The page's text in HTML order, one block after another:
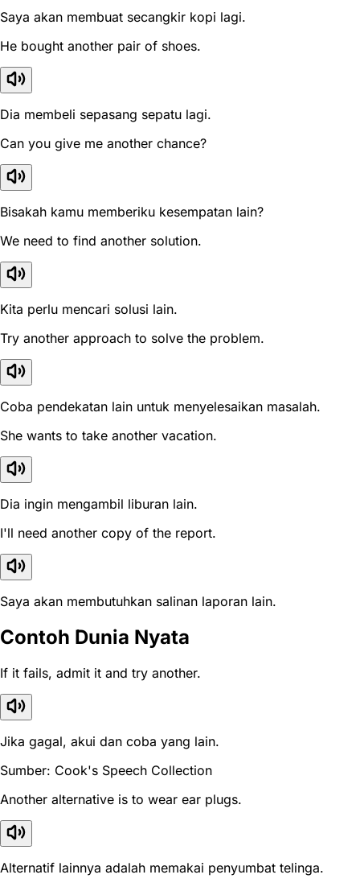
Saya akan membuat secangkir kopi lagi.
He bought another pair of shoes.
Dia membeli sepasang sepatu lagi.
Can you give me another chance?
Bisakah kamu memberiku kesempatan lain?
We need to find another solution.
Kita perlu mencari solusi lain.
Try another approach to solve the problem.
Coba pendekatan lain untuk menyelesaikan masalah.
She wants to take another vacation.
Dia ingin mengambil liburan lain.
I'll need another copy of the report.
Saya akan membutuhkan salinan laporan lain.
Contoh Dunia Nyata
If it fails, admit it and try another.
Jika gagal, akui dan coba yang lain.
Sumber: Cook's Speech Collection
Another alternative is to wear ear plugs.
Alternatif lainnya adalah memakai penyumbat telinga.